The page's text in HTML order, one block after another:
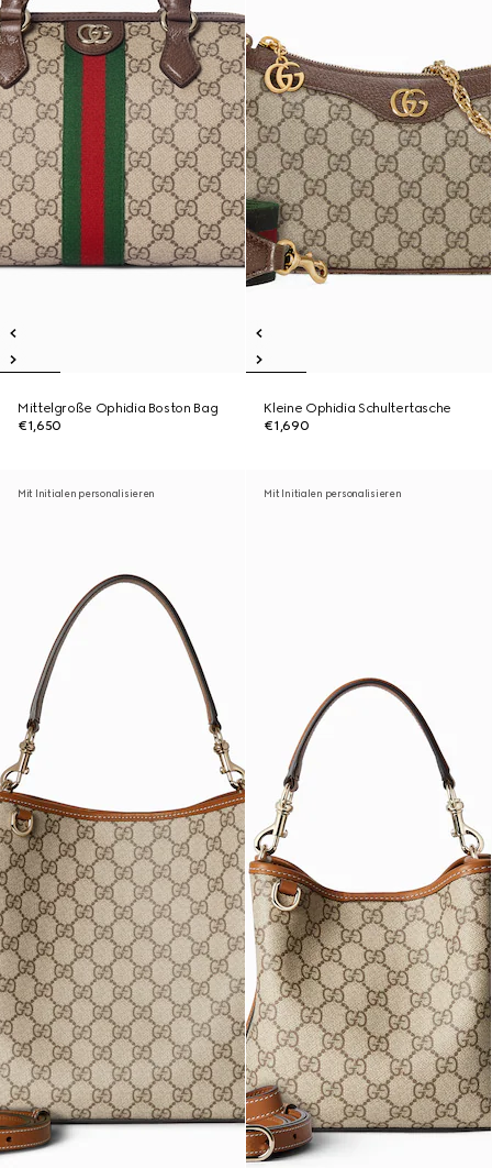
Mittelgroße Ophidia Boston Bag
€1,650
Kleine Ophidia Schultertasche
€1,690
Mit Initialen personalisieren Mit Initialen personalisieren